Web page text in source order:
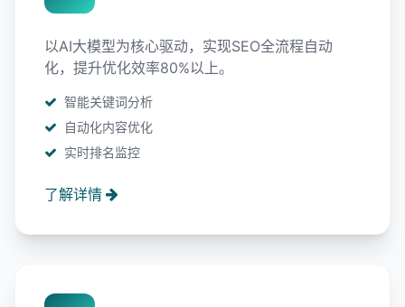
以AI大模型为核心驱动，实现SEO全流程自动
化，提升优化效率80%以上。
智能关键词分析
自动化内容优化
实时排名监控
了解详情